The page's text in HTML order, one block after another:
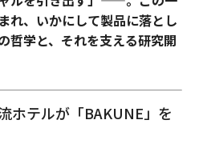
れ、いかにして製品に落とし
哲学と、それを支える研究開
ホテルが「BAKUNE」を